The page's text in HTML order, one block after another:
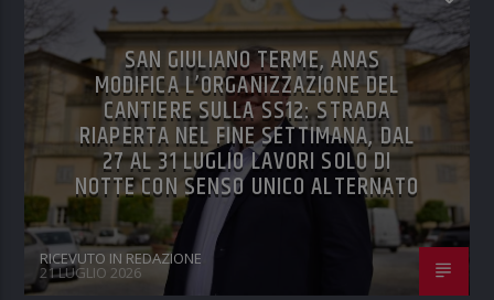
SAN GIULIANO TERME, ANAS
MODIFICA L’ORGANIZZAZIONE DEL
CANTIERE SULLA SS12: STRADA
RIAPERTA NEL FINE SETTIMANA, DAL
27 AL 31 LUGLIO LAVORI SOLO DI
NOTTE CON SENSO UNICO ALTERNATO
RICEVUTO IN REDAZIONE
21 LUGLIO 2026